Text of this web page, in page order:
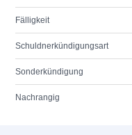
Fälligkeit
Schuldnerkündigungsart
Sonderkündigung
Nachrangig